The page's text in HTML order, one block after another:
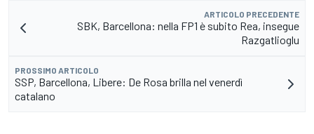
ARTICOLO PRECEDENTE
SBK, Barcellona: nella FP1 è subito Rea, insegue
Razgatlioglu
PROSSIMO ARTICOLO
SSP, Barcellona, Libere: De Rosa brilla nel venerdì
catalano